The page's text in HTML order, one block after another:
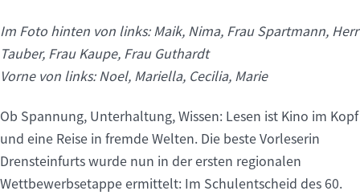
Im Foto hinten von links: Maik, Nima, Frau Spartmann, Herr
Tauber, Frau Kaupe, Frau Guthardt
Vorne von links: Noel, Mariella, Cecilia, Marie
Ob Spannung, Unterhaltung, Wissen: Lesen ist Kino im Kopf
und eine Reise in fremde Welten. Die beste Vorleserin
Drensteinfurts wurde nun in der ersten regionalen
Wettbewerbsetappe ermittelt: Im Schulentscheid des 60.